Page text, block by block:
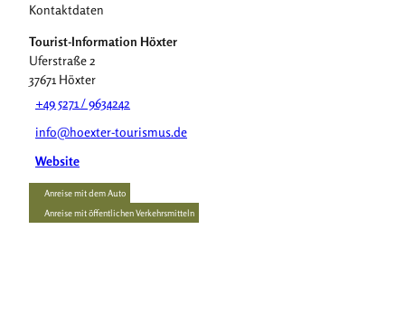
Kontaktdaten
Tourist-Information Höxter
Uferstraße 2
37671 Höxter
+49 5271 / 9634242
info@hoexter-tourismus.de
Website
Anreise mit dem Auto
Anreise mit öffentlichen Verkehrsmitteln